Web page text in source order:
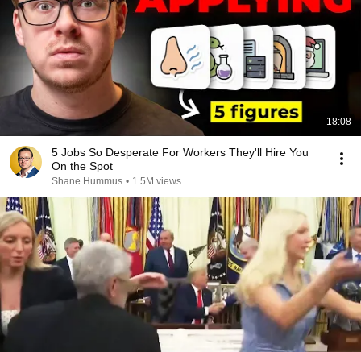
18:08
5 Jobs So Desperate For Workers They'll Hire You
On the Spot
Shane Hummus • 1.5M views